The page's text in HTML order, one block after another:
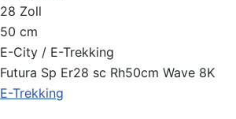
28 Zoll
50 cm
E-City / E-Trekking
Futura Sp Er28 sc Rh50cm Wave 8K
E-Trekking